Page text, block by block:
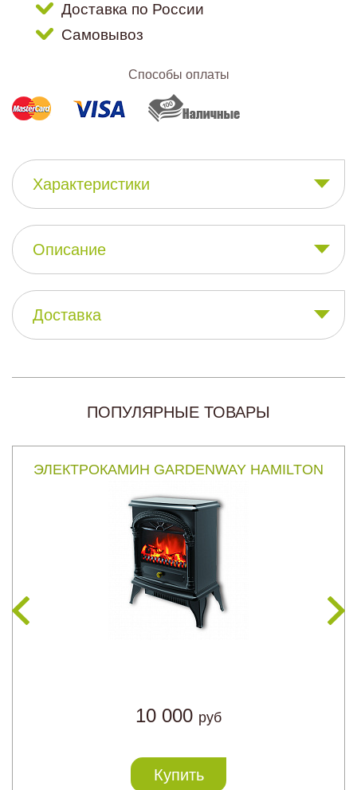
Доставка по России
Самовывоз
Способы оплаты
Характеристики
Описание
Доставка
ПОПУЛЯРНЫЕ ТОВАРЫ
ЭЛЕКТРОКАМИН GARDENWAY HAMILTON
10 000 руб
Купить